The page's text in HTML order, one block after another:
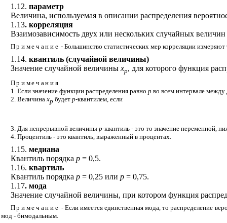
1.12. параметр
Величина, используемая в описании распределения
1.13. корреляция
Взаимозависимость двух или нескольких случайных
Примечание - Большинство статистических мер корреляции измеряют
1.14. квантиль (случайной величины)
Значение случайной величины хp, для которого функция
Примечания
1. Если значение функции распределения равно p во всем интервале
2. Величина хp будет p-квантилем, если
3. Для непрерывной величины p-квантиль - это то значение переменной,
4. Процентиль - это квантиль, выраженный в процентах.
1.15. медиана
Квантиль порядка p= 0,5.
1.16. квартиль
Квантиль порядка p= 0,25 или p= 0,75.
1.17. мода
Значение случайной величины, при котором функция
Примечание - Если имеется единственная мода, то распределение
мод - бимодальным.